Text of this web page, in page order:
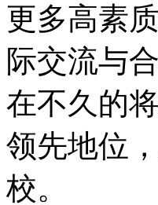
更多高素
际交流与
在不久的
领先地位
校。